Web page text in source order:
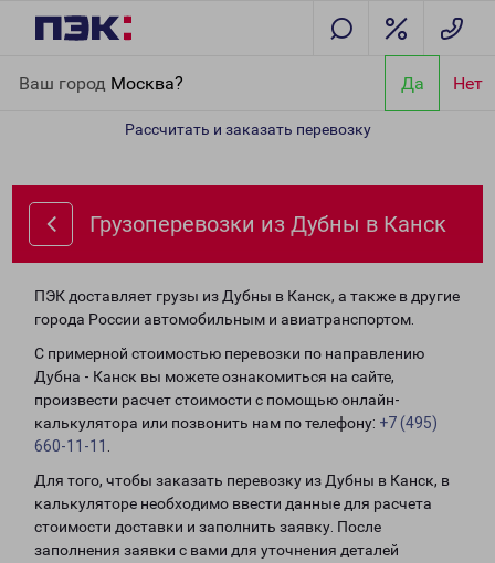
Ваш город Москва? Да Нет
Рассчитать и заказать перевозку
Грузоперевозки из Дубны в Канск
ПЭК доставляет грузы из Дубны в Канск, а также в другие
города России автомобильным и авиатранспортом.
С примерной стоимостью перевозки по направлению
Дубна - Канск вы можете ознакомиться на сайте,
произвести расчет стоимости с помощью онлайн-
калькулятора или позвонить нам по телефону: +7 (495)
660-11-11
Для того, чтобы заказать перевозку из Дубны в Канск, в
калькуляторе необходимо ввести данные для расчета
стоимости доставки и заполнить заявку. После
заполнения заявки с вами для уточнения деталей